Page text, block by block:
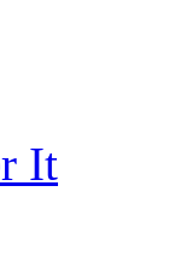
It